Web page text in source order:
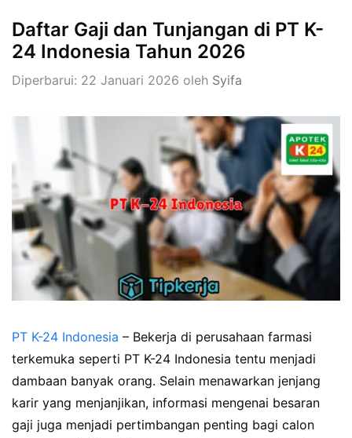
Daftar Gaji dan Tunjangan di PT K-
24 Indonesia Tahun 2026
Diperbarui: 22 Januari 2026 oleh Syifa
PT K-24 Indonesia – Bekerja di perusahaan farmasi
terkemuka seperti PT K-24 Indonesia tentu menjadi
dambaan banyak orang. Selain menawarkan jenjang
karir yang menjanjikan, informasi mengenai besaran
gaji juga menjadi pertimbangan penting bagi calon